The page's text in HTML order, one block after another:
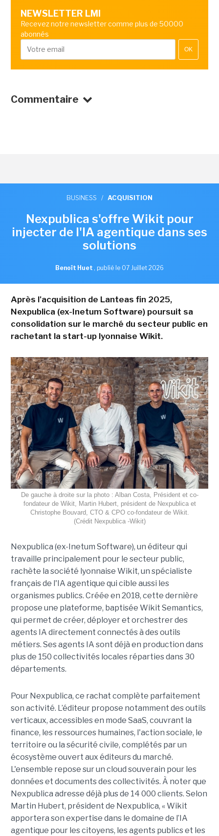
NEWSLETTER LMI
Recevez notre newsletter comme plus de 50000
abonnés
OK
Commentaire
BUSINESS / ACQUISITION
Nexpublica s'offre Wikit pour
injecter de l'IA agentique dans ses
solutions
Benoît Huet , publié le 07 Juillet 2026
Après l'acquisition de Lanteas fin 2025,
Nexpublica (ex-Inetum Software) poursuit sa
consolidation sur le marché du secteur public en
rachetant la start-up lyonnaise Wikit.
De gauche à droite sur la photo : Alban Costa, Président et co-
fondateur de Wikit, Martin Hubert, président de Nexpublica et
Christophe Bouvard, CTO & CPO co-fondateur de Wikit.
(Crédit Nexpublica -Wikit)
Nexpublica (ex-Inetum Software), un éditeur qui
travaille principalement pour le secteur public,
rachète la société lyonnaise Wikit, un spécialiste
français de l'IA agentique qui cible aussi les
organismes publics. Créée en 2018, cette dernière
propose une plateforme, baptisée Wikit Semantics,
qui permet de créer, déployer et orchestrer des
agents IA directement connectés à des outils
métiers. Ses agents IA sont déjà en production dans
plus de 150 collectivités locales réparties dans 30
départements.
Pour Nexpublica, ce rachat complète parfaitement
son activité. L’éditeur propose notamment des outils
verticaux, accessibles en mode SaaS, couvrant la
finance, les ressources humaines, l'action sociale, le
territoire ou la sécurité civile, complétés par un
écosystème ouvert aux éditeurs du marché.
L'ensemble repose sur un cloud souverain pour les
données et documents des collectivités. À noter que
Nexpublica adresse déjà plus de 14 000 clients. Selon
Martin Hubert, président de Nexpublica, « Wikit
apportera son expertise dans le domaine de l’IA
agentique pour les citoyens, les agents publics et les